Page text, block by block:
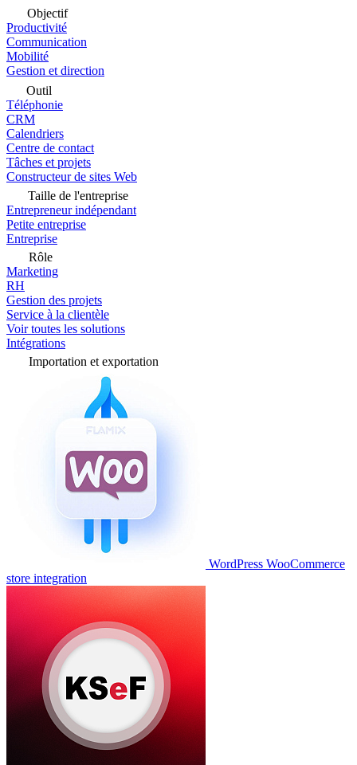
Objectif
Productivité
Communication
Mobilité
Gestion et direction
Outil
Téléphonie
CRM
Calendriers
Centre de contact
Tâches et projets
Constructeur de sites Web
Taille de l'entreprise
Entrepreneur indépendant
Petite entreprise
Entreprise
Rôle
Marketing
RH
Gestion des projets
Service à la clientèle
Voir toutes les solutions
Intégrations
Importation et exportation
WordPress WooCommerce
store integration